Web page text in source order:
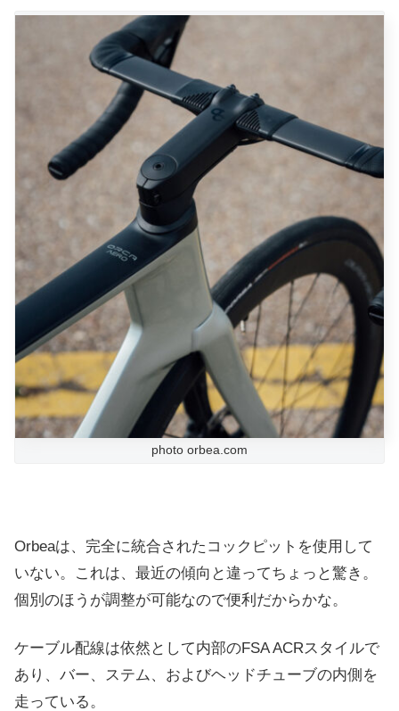
photo orbea.com
Orbeaは、完全に統合されたコックピットを使用して
いない。これは、最近の傾向と違ってちょっと驚き。
個別のほうが調整が可能なので便利だからかな。
ケーブル配線は依然として内部のFSA ACRスタイルで
あり、バー、ステム、およびヘッドチューブの内側を
走っている。